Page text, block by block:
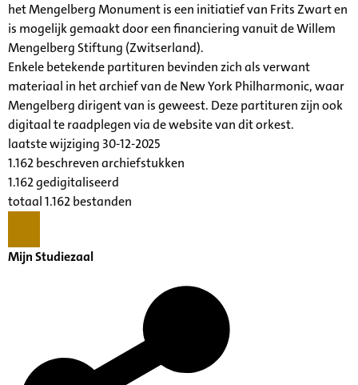
het Mengelberg Monument is een initiatief van Frits Zwart en
is mogelijk gemaakt door een financiering vanuit de Willem
Mengelberg Stiftung (Zwitserland).
Enkele betekende partituren bevinden zich als verwant
materiaal in het archief van de New York Philharmonic, waar
Mengelberg dirigent van is geweest. Deze partituren zijn ook
digitaal te raadplegen via de website van dit orkest.
laatste wijziging 30-12-2025
1.162 beschreven archiefstukken
1.162 gedigitaliseerd
totaal 1.162 bestanden
Mijn Studiezaal